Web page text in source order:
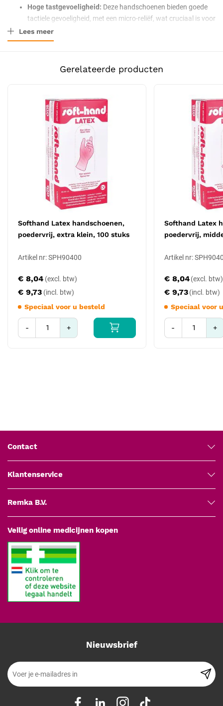
Certificering CE-gecertificeerd
Maat
Persoonlijke
beschermingsmiddelen
Hoge tastgevoeligheid: Deze handschoenen bieden goede
tactiele gevoeligheid, met een micro-reliëf, wat cruciaal is voor
grip bij precisietaken en het manipuleren van kleine
instrumenten.
poedervrij door veelvuldige spoelingen, wat het risico op
allergische reacties vermindert en ze geschikt maakt voor
Veelzijdig gebruik:Geschikt voor een breed scala aan
toepassingen, waaronder medische onderzoeken,
tandheelkundige procedures, laboratoriumwerk en
hygiënische taken.
Wegwerp en hygiënisch:
Ontworpen voor eenmalig gebruik,
wat helpt bij het handhaven van een steriele omgeving en het
voorkomen van kruisbesmetting.
Gebruiksinstructies:
Kies de juiste maat voor een comfortabele pasvorm.
handschoenen aantrekt.
Trek de handschoenen voorzichtig aan zonder ze uit te
Na gebruik, verwijder de handschoenen voorzichtig en
Gooi de gebruikte handschoenen weg in een geschikte
afvalcontainer.
professionals die sterke, comfortabele en tactiele handschoenen
nodig hebben voor hun werk.
Lees meer
Gerelateerde producten
Softhand Latex handschoenen,
poedervrij, extra klein, 100 stuks
Artikel nr: SPH90400
€ 9,73
€ 8,04
Speciaal voor u besteld
- +
Softhand Latex
poedervrij,
Artikel nr:
€ 9,73
€ 8,04
Speciaal voor
- +
Contact
Klantenservice
Remka B.V.
Veilig online medicijnen kopen
Nieuwsbrief